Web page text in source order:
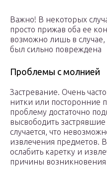
Важно! В некоторых
просто прижав оба ее
возможно лишь в случае,
был сильно повреждена
Проблемы с молнией
Застревание. Очень
нитки или посторонние
проблему достаточно
высвободить
случается, что
извлечения предметов.
ослабить каретку и
причины